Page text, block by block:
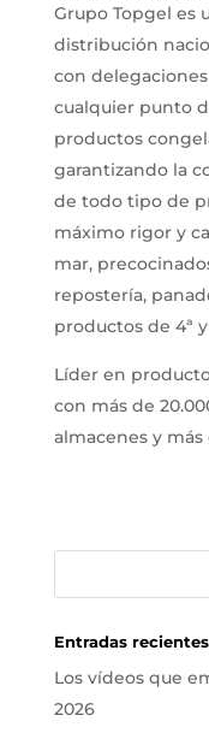
Grupo Topgel es
distribución
con
cualquier punto
productos
garantizando la
de todo tipo de
máximo rigor y
mar,
repostería,
productos de 4ª y
Líder en
con más de
almacenes y más
Entradas recientes
Los vídeos que
2026